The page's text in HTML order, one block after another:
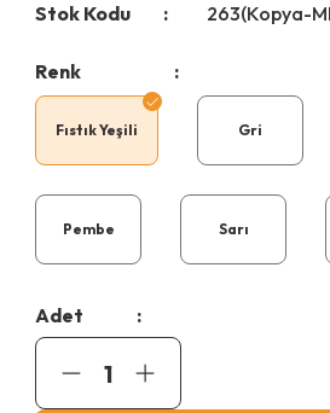
Stok Kodu
263(Kopya-
Renk
Fıstık Yeşili Gri
Pembe Sarı
Adet